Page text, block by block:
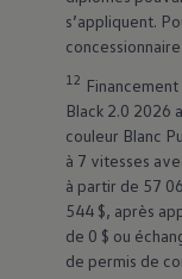
Que
devez-
Quelle est la
tableau de
s’appliquent.
concessionnaire
12
Black 2.0 2026
couleur Blanc
à 7 vitesses
à partir de 57
544 $, après
de 0 $ ou
de permis de